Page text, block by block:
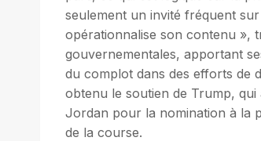
seulement un invité fréquent
opérationnalise son contenu »,
gouvernementales, apportant
du complot dans des efforts de
obtenu le soutien de Trump,
Jordan pour la nomination à la
de la course.